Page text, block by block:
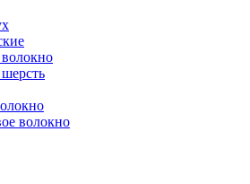
волокно